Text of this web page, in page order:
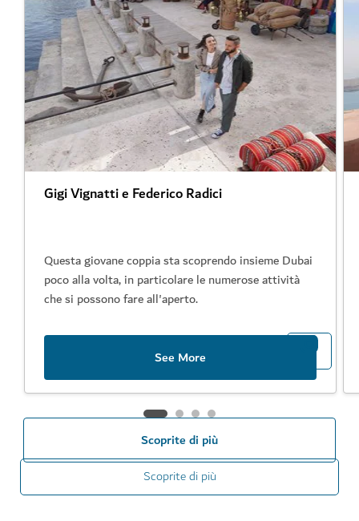
Gigi Vignatti e Federico Radici
Questa giovane coppia sta scoprendo insieme Dubai
poco alla volta, in particolare le numerose attività
che si possono fare all'aperto.
See More
Scoprite di più
Scoprite di più